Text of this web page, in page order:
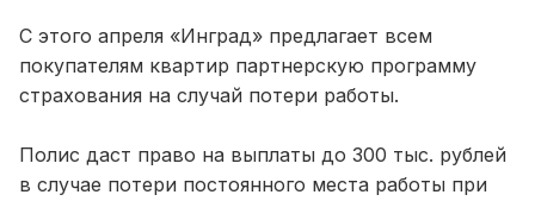
С этого апреля «Инград» предлагает всем
покупателям квартир партнерскую программу
страхования на случай потери работы.
Полис даст право на выплаты до 300 тыс. рублей
в случае потери постоянного места работы при